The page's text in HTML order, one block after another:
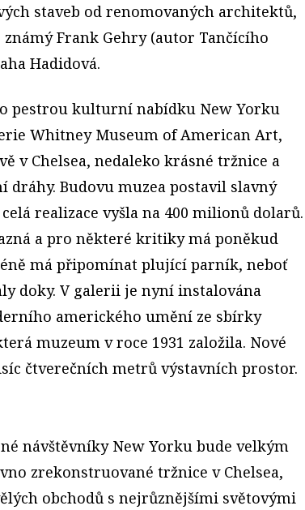
staveb od renomovaných architektů,
Frank Gehry (autor Tančícího
Hadidová.
pestrou kulturní nabídku New Yorku
Whitney Museum of American Art,
v Chelsea, nedaleko krásné tržnice a
dráhy. Budovu muzea postavil slavný
realizace vyšla na 400 milionů dolarů.
a pro některé kritiky má poněkud
má připomínat plující parník, neboť
doky. V galerii je nyní instalována
amerického umění ze sbírky
muzeum v roce 1931 založila. Nové
čtverečních metrů výstavních prostor.
návštěvníky New Yorku bude velkým
zrekonstruované tržnice v Chelsea,
obchodů s nejrůznějšími světovými